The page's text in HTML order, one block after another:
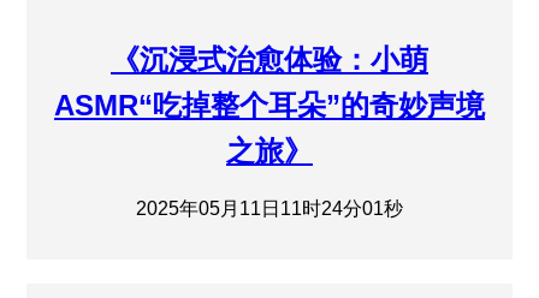
《沉浸式治愈体验：小萌
ASMR“吃掉整个耳朵”的奇妙声境
之旅》
2025年05月11日11时24分01秒